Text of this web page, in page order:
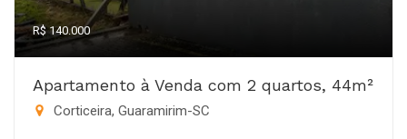
R$ 140.000
Apartamento à Venda com 2 quartos, 44m²
Corticeira, Guaramirim-SC